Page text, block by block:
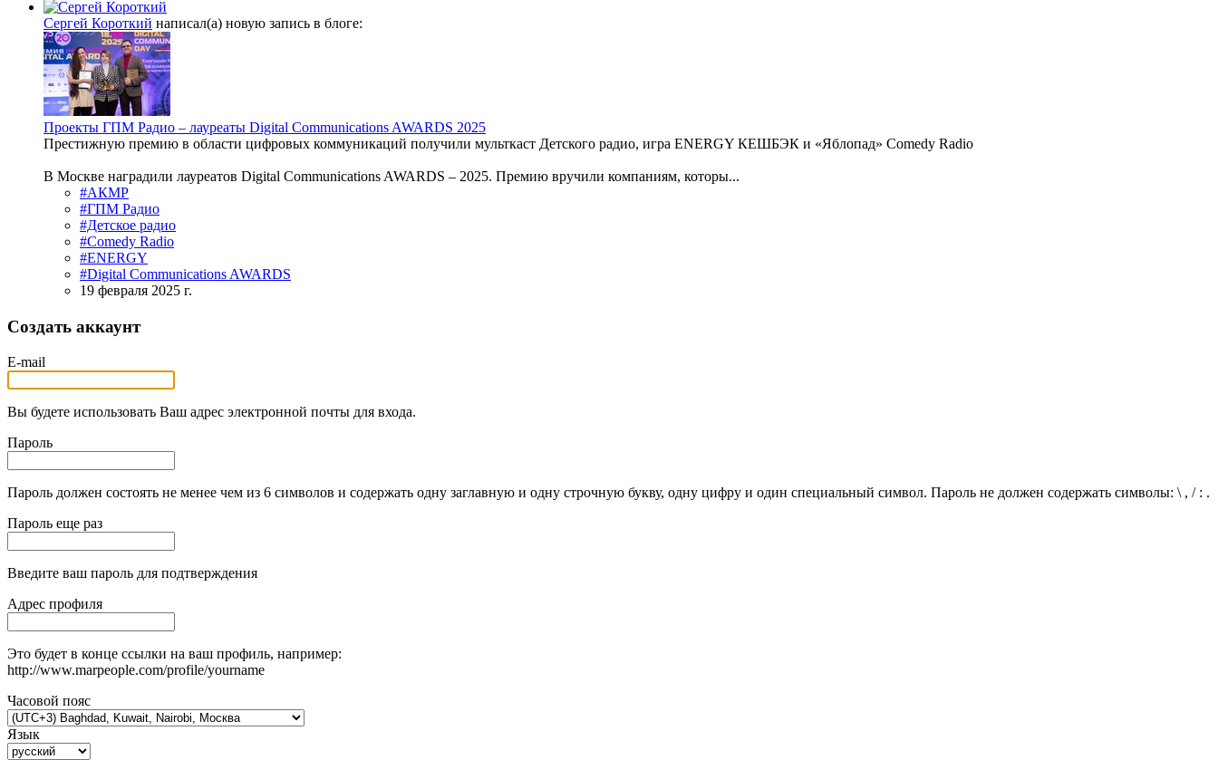
Сергей Короткий написал(а) новую запись в блоге:
Проекты ГПМ Радио – лауреаты Digital Communications AWARDS 2025
Престижную премию в области цифровых коммуникаций получили мульткаст Детского радио, игра ENERGY КЕШБЭК и «Яблопад» Comedy Radio
В Москве наградили лауреатов Digital Communications AWARDS – 2025. Премию вручили компаниям, которы...
#АКМР
#ГПМ Радио
#Детское радио
#Comedy Radio
#ENERGY
#Digital Communications AWARDS
19 февраля 2025 г.
Создать аккаунт
E-mail
Вы будете использовать Ваш адрес электронной почты для входа.
Пароль
Пароль должен состоять не менее чем из 6 символов и содержать одну заглавную и одну строчную букву, одну цифру и один специальный символ. Пароль не должен содержать символы: \ , / : .
Пароль еще раз
Введите ваш пароль для подтверждения
Адрес профиля
Это будет в конце ссылки на ваш профиль, например:
http://www.marpeople.com/profile/yourname
Часовой пояс
Язык